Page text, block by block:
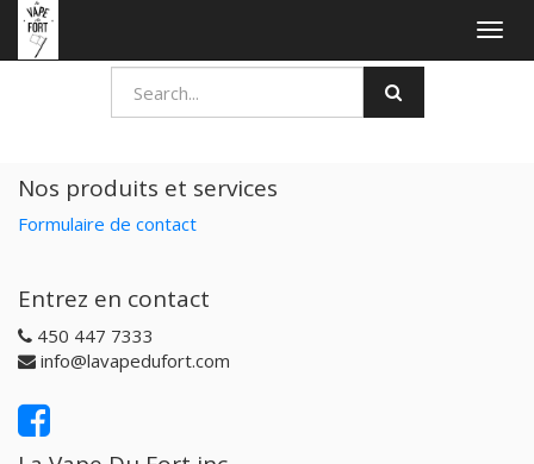
Nos produits et services
Formulaire de contact
Entrez en contact
450 447 7333
info@lavapedufort.com